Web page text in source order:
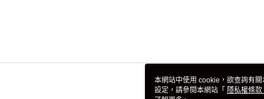
本網站中使用 cookie，欲查詢有
設定，請參閱本網站「 隱私權條款